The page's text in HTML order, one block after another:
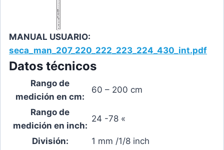
MANUAL USUARIO:
seca_man_207_220_222_223_224_430_int.pdf
Datos técnicos
Rango de
medición en cm:
60 – 200 cm
Rango de
medición en inch:
24 -78 «
División:
1 mm /1/8 inch